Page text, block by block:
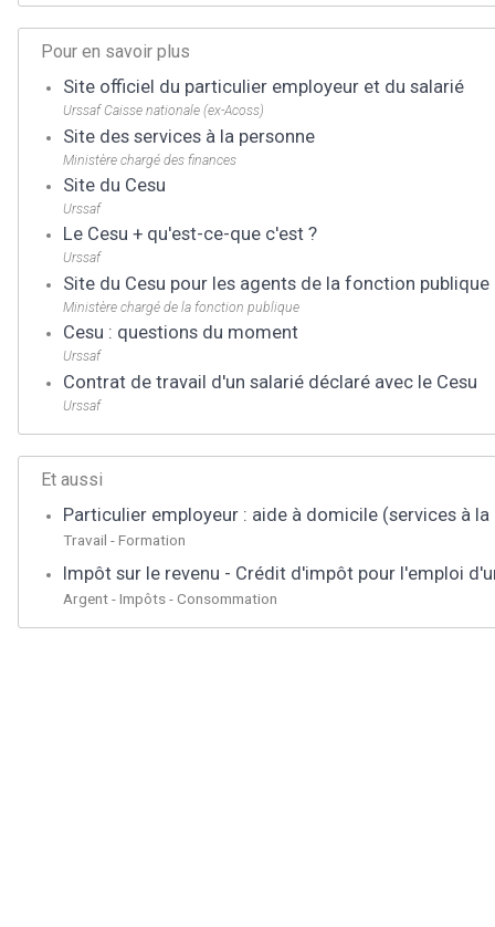
Pour en savoir plus
Site officiel du particulier employeur et du salarié
Urssaf Caisse nationale (ex-Acoss)
Site des services à la personne
Ministère chargé des finances
Site du Cesu
Urssaf
Le Cesu + qu'est-ce-que c'est ?
Urssaf
Site du Cesu pour les agents de la fonction publique
Ministère chargé de la fonction publique
Cesu : questions du moment
Urssaf
Contrat de travail d'un salarié déclaré avec le Cesu
Urssaf
Et aussi
Particulier employeur : aide à domicile (services à la
Travail - Formation
Impôt sur le revenu - Crédit d'impôt pour l'emploi
Argent - Impôts - Consommation